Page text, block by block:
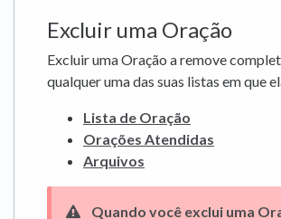
Excluir uma Oração
Excluir uma Oração a remove
qualquer uma das suas listas em que
Lista de Oração
Orações Atendidas
Arquivos
Quando você exclui uma